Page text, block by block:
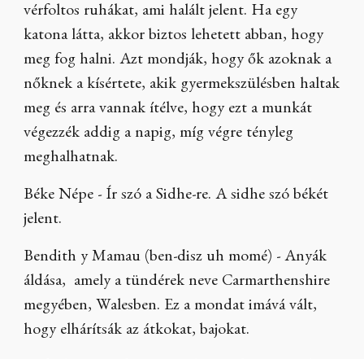
vérfoltos ruhákat, ami halált jelent. Ha egy
katona látta, akkor biztos lehetett abban, hogy
meg fog halni. Azt mondják, hogy ők azoknak a
nőknek a kísértete, akik gyermekszülésben haltak
meg és arra vannak ítélve, hogy ezt a munkát
végezzék addig a napig, míg végre tényleg
meghalhatnak.
Béke Népe - Ír szó a Sidhe-re. A sidhe szó békét
jelent.
Bendith y Mamau (ben-disz uh momé) - Anyák
áldása, amely a tündérek neve Carmarthenshire
megyében, Walesben. Ez a mondat imává vált,
hogy elhárítsák az átkokat, bajokat.